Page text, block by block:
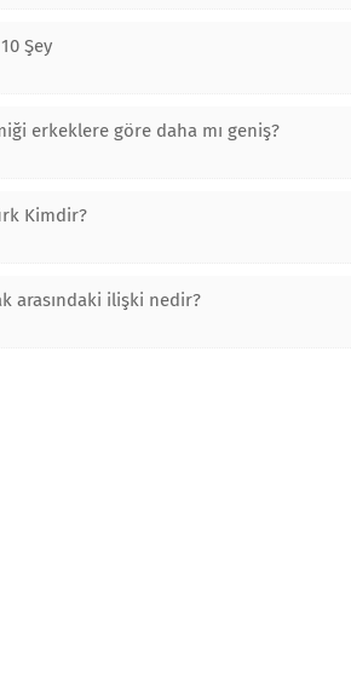
Şey
erkeklere göre daha mı geniş?
Kimdir?
arasındaki ilişki nedir?